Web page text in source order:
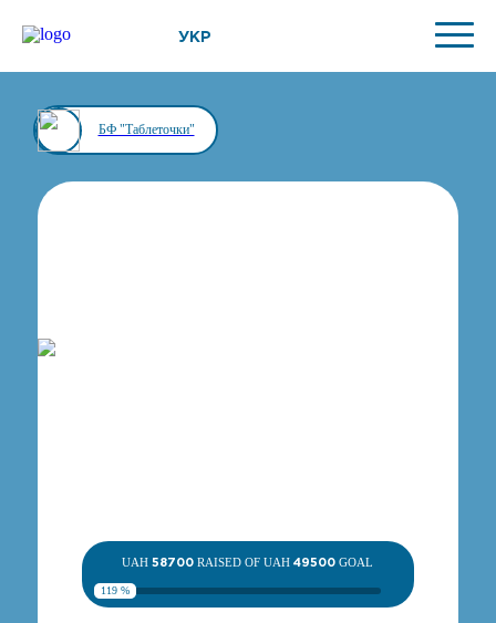
УКР
БФ "Таблеточки"
UAH58700 RAISED OF UAH49500 GOAL
119 %